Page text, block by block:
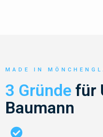
MADE IN
3 Gründe für
Baumann